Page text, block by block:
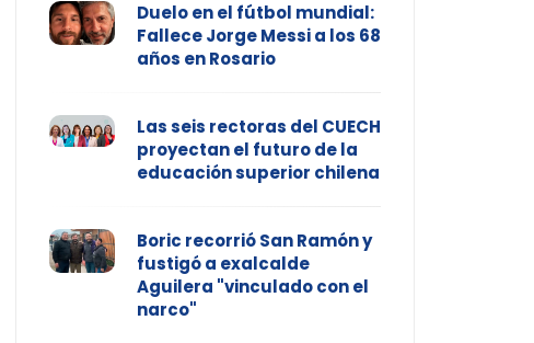
Duelo en el fútbol mundial:
Fallece Jorge Messi a los 68
años en Rosario
Las seis rectoras del CUECH
proyectan el futuro de la
educación superior chilena
Boric recorrió San Ramón y
fustigó a exalcalde
Aguilera "vinculado con el
narco"